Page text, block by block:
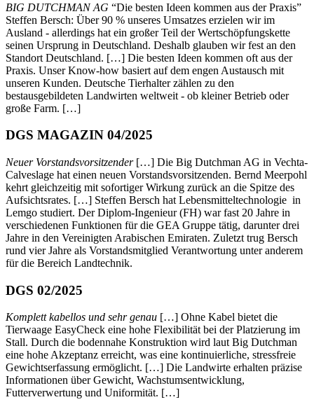
BIG DUTCHMAN AG “Die besten Ideen kommen aus der Praxis”
Steffen Bersch: Über 90 % unseres Umsatzes erzielen wir im
Ausland - allerdings hat ein großer Teil der Wertschöpfungskette
seinen Ursprung in Deutschland. Deshalb glauben wir fest an den
Standort Deutschland. […] Die besten Ideen kommen oft aus der
Praxis. Unser Know-how basiert auf dem engen Austausch mit
unseren Kunden. Deutsche Tierhalter zählen zu den
bestausgebildeten Landwirten weltweit - ob kleiner Betrieb oder
große Farm. […]
DGS MAGAZIN 04/2025
Neuer Vorstandsvorsitzender[…] Die Big Dutchman AG in Vechta-
Calveslage hat einen neuen Vorstandsvorsitzenden. Bernd Meerpohl
kehrt gleichzeitig mit sofortiger Wirkung zurück an die Spitze des
Aufsichtsrates. […] Steffen Bersch hat Lebensmitteltechnologie in
Lemgo studiert. Der Diplom-Ingenieur (FH) war fast 20 Jahre in
verschiedenen Funktionen für die GEA Gruppe tätig, darunter drei
Jahre in den Vereinigten Arabischen Emiraten. Zuletzt trug Bersch
rund vier Jahre als Vorstandsmitglied Verantwortung unter anderem
für die Bereich Landtechnik.
DGS 02/2025
Komplett kabellos und sehr genau […] Ohne Kabel bietet die
Tierwaage EasyCheck eine hohe Flexibilität bei der Platzierung im
Stall. Durch die bodennahe Konstruktion wird laut Big Dutchman
eine hohe Akzeptanz erreicht, was eine kontinuierliche, stressfreie
Gewichtserfassung ermöglicht. […] Die Landwirte erhalten präzise
Informationen über Gewicht, Wachstumsentwicklung,
Futterverwertung und Uniformität. […]